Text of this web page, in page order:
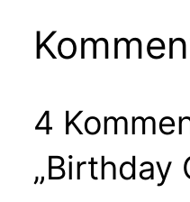
4
„Birthday